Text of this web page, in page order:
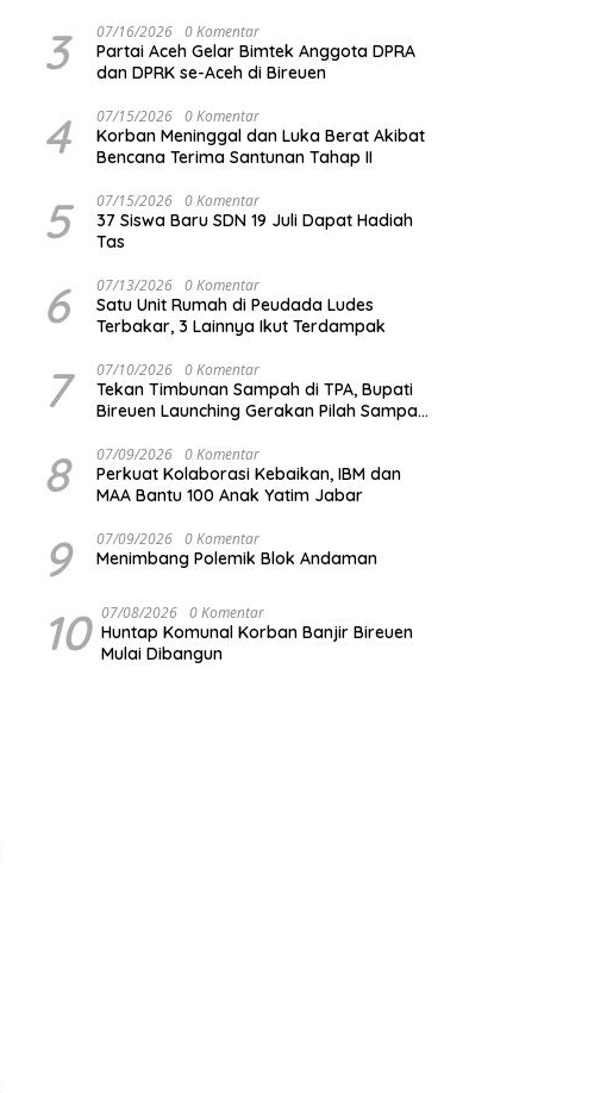
3 07/16/2026 0 Komentar
Partai Aceh Gelar Bimtek Anggota DPRA
dan DPRK se-Aceh di Bireuen
4 07/15/2026 0 Komentar
Korban Meninggal dan Luka Berat Akibat
Bencana Terima Santunan Tahap II
5 07/15/2026 0 Komentar
37 Siswa Baru SDN 19 Juli Dapat Hadiah
Tas
6 07/13/2026 0 Komentar
Satu Unit Rumah di Peudada Ludes
Terbakar, 3 Lainnya Ikut Terdampak
7 07/10/2026 0 Komentar
Tekan Timbunan Sampah di TPA, Bupati
Bireuen Launching Gerakan Pilah Sampah
8 07/09/2026 0 Komentar
Perkuat Kolaborasi Kebaikan, IBM dan
MAA Bantu 100 Anak Yatim Jabar
9 07/09/2026 0 Komentar
Menimbang Polemik Blok Andaman
10 07/08/2026 0 Komentar
Huntap Komunal Korban Banjir Bireuen
Mulai Dibangun